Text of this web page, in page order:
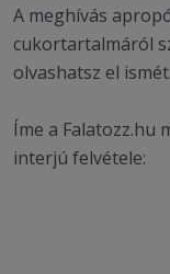
A meghívás
cukortartalmáról
olvashatsz el ismét.
Íme a Falatozz.hu
interjú felvétele: